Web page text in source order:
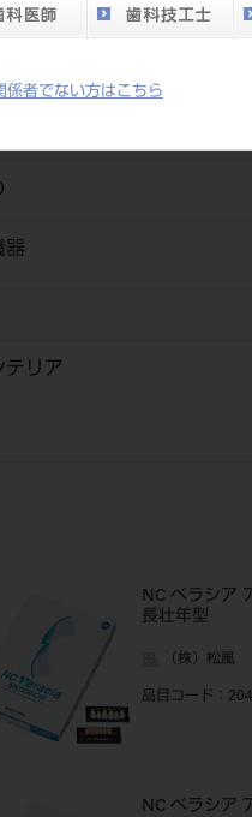
係者でない方はこちら
リア
NC ベラシ
長壮年型
（株）松風
品目コード ：
NC ベラシ